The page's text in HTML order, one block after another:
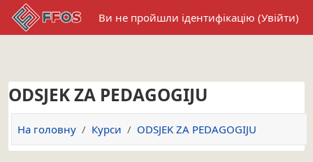
Перейти до головного вмісту
Ви не пройшли ідентифікацію (Увійти)
ODSJEK ZA PEDAGOGIJU
На головну Курси ODSJEK ZA PEDAGOGIJU